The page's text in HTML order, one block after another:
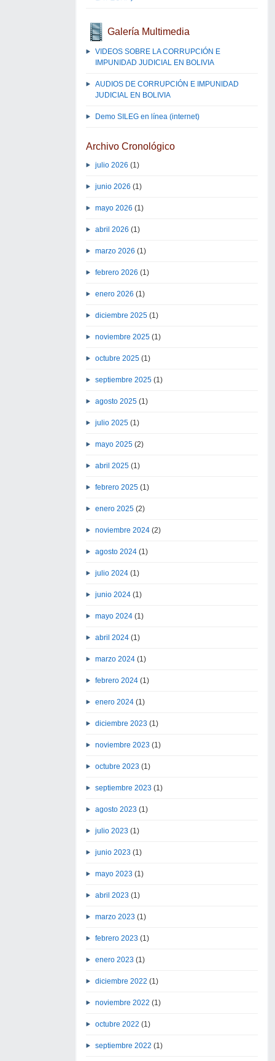
Galería Multimedia
VIDEOS SOBRE LA CORRUPCIÓN E
IMPUNIDAD JUDICIAL EN BOLIVIA
AUDIOS DE CORRUPCIÓN E IMPUNIDAD
JUDICIAL EN BOLIVIA
Demo SILEG en línea (internet)
Archivo Cronológico
julio 2026 (1)
junio 2026 (1)
mayo 2026 (1)
abril 2026 (1)
marzo 2026 (1)
febrero 2026 (1)
enero 2026 (1)
diciembre 2025(1)
noviembre 2025(1)
octubre 2025(1)
septiembre 2025(1)
agosto 2025(1)
julio 2025(1)
mayo 2025(2)
abril 2025(1)
febrero 2025(1)
enero 2025(2)
noviembre 2024(2)
agosto 2024(1)
julio 2024(1)
junio 2024(1)
mayo 2024(1)
abril 2024(1)
marzo 2024(1)
febrero 2024(1)
enero 2024(1)
diciembre 2023 (1)
noviembre 2023 (1)
octubre 2023 (1)
septiembre 2023 (1)
agosto 2023 (1)
julio 2023 (1)
junio 2023 (1)
mayo 2023 (1)
abril 2023 (1)
marzo 2023 (1)
febrero 2023 (1)
enero 2023 (1)
diciembre 2022 (1)
noviembre 2022 (1)
octubre 2022 (1)
septiembre 2022 (1)